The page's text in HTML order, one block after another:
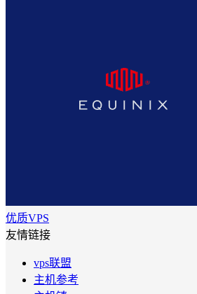
优质VPS
友情链接
vps联盟
主机参考